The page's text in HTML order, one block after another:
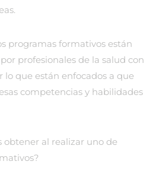
programas formativos están
profesionales de la salud con
lo que están enfocados a que
competencias y habilidades
obtener al realizar uno de